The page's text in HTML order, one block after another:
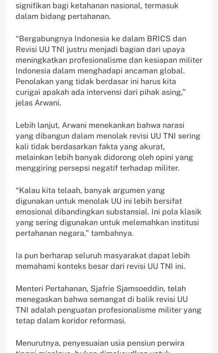
signifikan bagi ketahanan nasional, termasuk
dalam bidang pertahanan.
“Bergabungnya Indonesia ke dalam BRICS dan
Revisi UU TNI justru menjadi bagian dari upaya
meningkatkan profesionalisme dan kesiapan militer
Indonesia dalam menghadapi ancaman global.
Penolakan yang tidak berdasar ini harus kita
curigai apakah ada intervensi dari pihak asing,”
jelas Arwani.
Lebih lanjut, Arwani menekankan bahwa narasi
yang dibangun dalam menolak revisi UU TNI sering
kali tidak berdasarkan fakta yang akurat,
melainkan lebih banyak didorong oleh opini yang
menggiring persepsi negatif terhadap militer.
“Kalau kita telaah, banyak argumen yang
digunakan untuk menolak UU ini lebih bersifat
emosional dibandingkan substansial. Ini pola klasik
yang sering digunakan untuk melemahkan institusi
pertahanan negara,” tambahnya.
Ia pun berharap seluruh masyarakat dapat lebih
memahami konteks besar dari revisi UU TNI ini.
Menteri Pertahanan, Sjafrie Sjamsoeddin, telah
menegaskan bahwa semangat di balik revisi UU
TNI adalah penguatan profesionalisme militer yang
tetap dalam koridor reformasi.
Menurutnya, penyesuaian usia pensiun perwira